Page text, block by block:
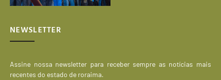
NEWSLETTER
Assine nossa newsletter para receber sempre as notícias mais
recentes do estado de roraima.